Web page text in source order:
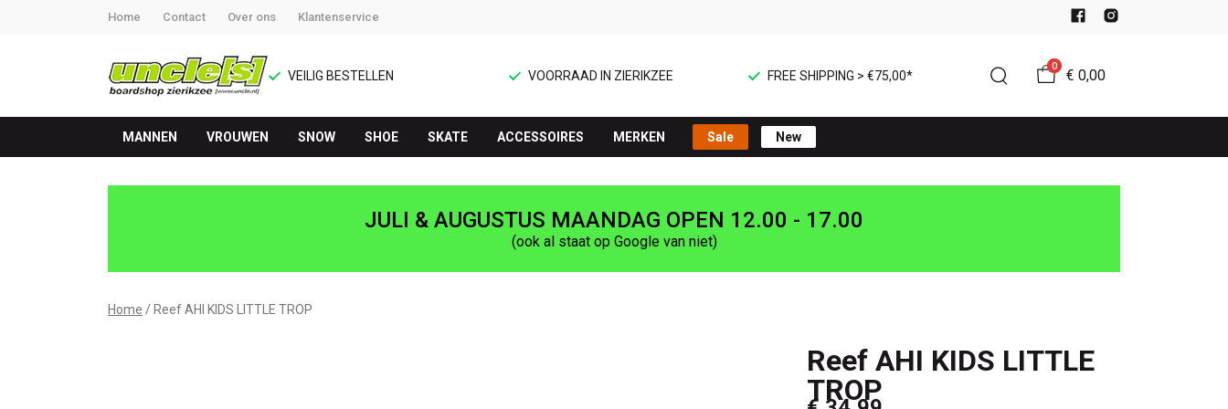
Home Contact Over ons Klantenservice
VEILIG BESTELLEN VOORRAAD IN ZIERIKZEE FREE SHIPPING > €75,00*
0
€ 0,00
MANNEN VROUWEN SNOW SHOE SKATE ACCESSOIRES MERKEN Sale New
LITTLE
JULI & AUGUSTUS MAANDAG OPEN 12.00 - 17.00
(ook al staat op Google van niet)
Home Reef AHI KIDS LITTLE TROP
Reef AHI KIDS LITTLE
TROP